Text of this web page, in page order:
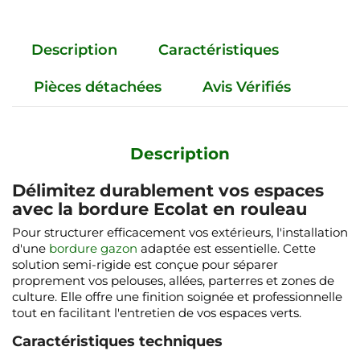
Description Caractéristiques
Pièces détachées Avis Vérifiés
Description
Délimitez durablement vos espaces
avec la bordure Ecolat en rouleau
Pour structurer efficacement vos extérieurs, l'installation
d'une bordure gazon adaptée est essentielle. Cette
solution semi-rigide est conçue pour séparer
proprement vos pelouses, allées, parterres et zones de
culture. Elle offre une finition soignée et professionnelle
tout en facilitant l'entretien de vos espaces verts.
Caractéristiques techniques